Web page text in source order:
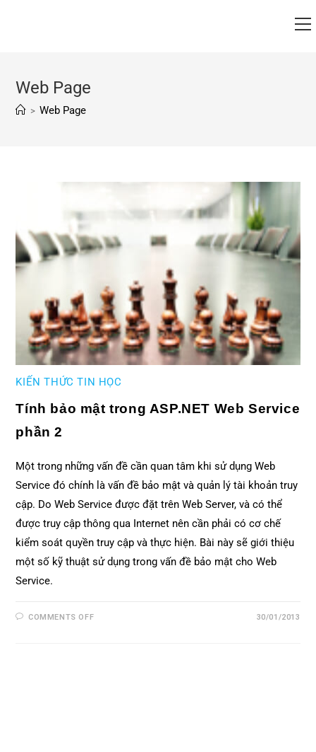
Web Page
> Web Page
KIẾN THỨC TIN HỌC
Tính bảo mật trong ASP.NET Web Service
phần 2
Một trong những vấn đề cần quan tâm khi sử dụng Web
Service đó chính là vấn đề bảo mật và quản lý tài khoản truy
cập. Do Web Service được đặt trên Web Server, và có thể
được truy cập thông qua Internet nên cần phải có cơ chế
kiểm soát quyền truy cập và thực hiện. Bài này sẽ giới thiệu
một số kỹ thuật sử dụng trong vấn đề bảo mật cho Web
Service.
COMMENTS OFF 30/01/2013